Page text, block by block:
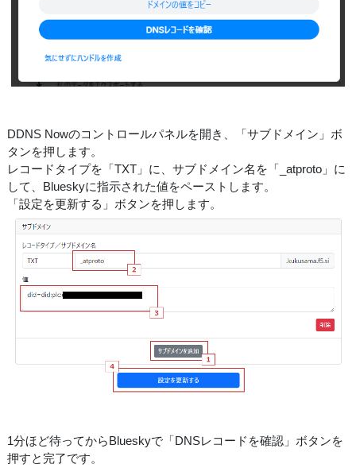
DDNS Nowのコントロールパネルを開き、「サブドメイン」ボ
タンを押します。
レコードタイプを「TXT」に、サブドメイン名を「_atproto」に
して、Blueskyに指示された値をペーストします。
「設定を更新する」ボタンを押します。
1分ほど待ってからBlueskyで「DNSレコードを確認」ボタンを
押すと完了です。